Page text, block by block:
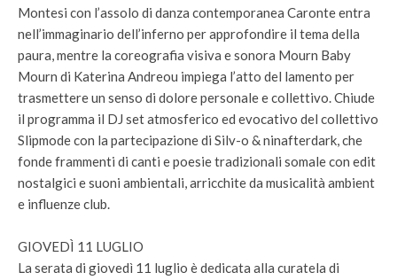
Montesi con l’assolo di danza contemporanea Caronte entra
nell’immaginario dell’inferno per approfondire il tema della
paura, mentre la coreografia visiva e sonora Mourn Baby
Mourn di Katerina Andreou impiega l’atto del lamento per
trasmettere un senso di dolore personale e collettivo. Chiude
il programma il DJ set atmosferico ed evocativo del collettivo
Slipmode con la partecipazione di Silv-o & ninafterdark, che
fonde frammenti di canti e poesie tradizionali somale con edit
nostalgici e suoni ambientali, arricchite da musicalità ambient
e influenze club.
GIOVEDÌ 11 LUGLIO
La serata di giovedì 11 luglio è dedicata alla curatela di